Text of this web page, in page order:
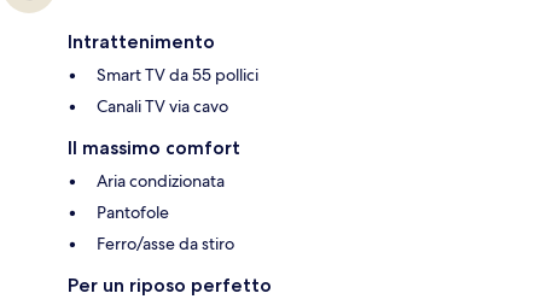
Intrattenimento
Smart TV da 55 pollici
Canali TV via cavo
Il massimo comfort
Aria condizionata
Pantofole
Ferro/asse da stiro
Per un riposo perfetto